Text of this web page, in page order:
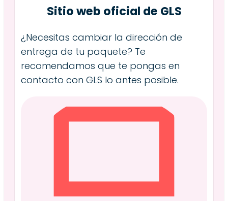
Sitio web oficial de GLS
¿Necesitas cambiar la dirección de
entrega de tu paquete? Te
recomendamos que te pongas en
contacto con GLS lo antes posible.